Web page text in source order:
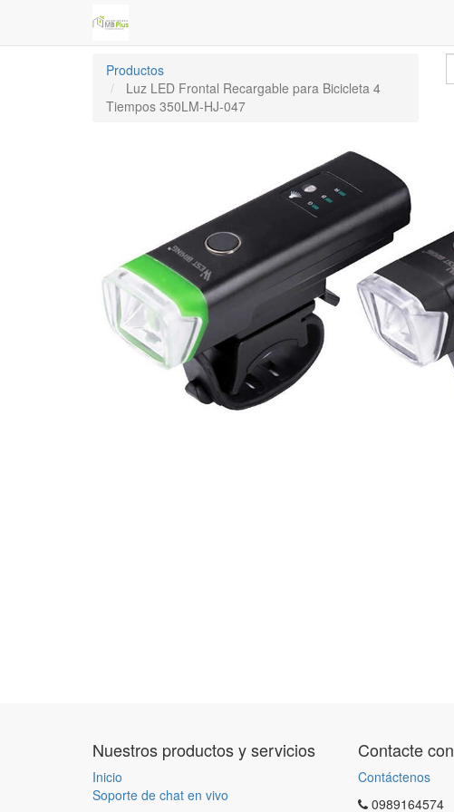
Productos
Luz LED Frontal Recargable para Bicicleta 4
Tiempos 350LM-HJ-047
Nuestros productos y servicios
Inicio
Soporte de chat en vivo
Contacte
Contáctenos
0989164574